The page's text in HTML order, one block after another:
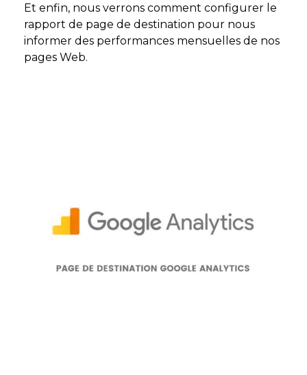
Et enfin, nous verrons comment configurer le
rapport de page de destination pour nous
informer des performances mensuelles de nos
pages Web.